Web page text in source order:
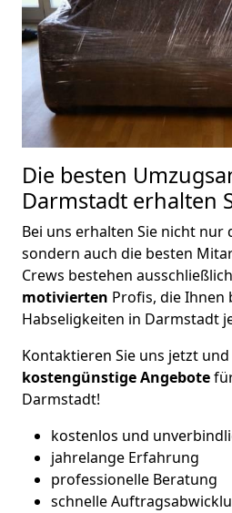
Die besten
Darmstadt erhalten
Bei uns erhalten Sie nicht nur
sondern auch die besten
Crews bestehen
motivierten Profis, die
Habseligkeiten in Darmstadt
Kontaktieren Sie uns jetzt
kostengünstige Angebote
Darmstadt!
kostenlos und
jahrelange Erfahrung
professionelle Beratung
schnelle